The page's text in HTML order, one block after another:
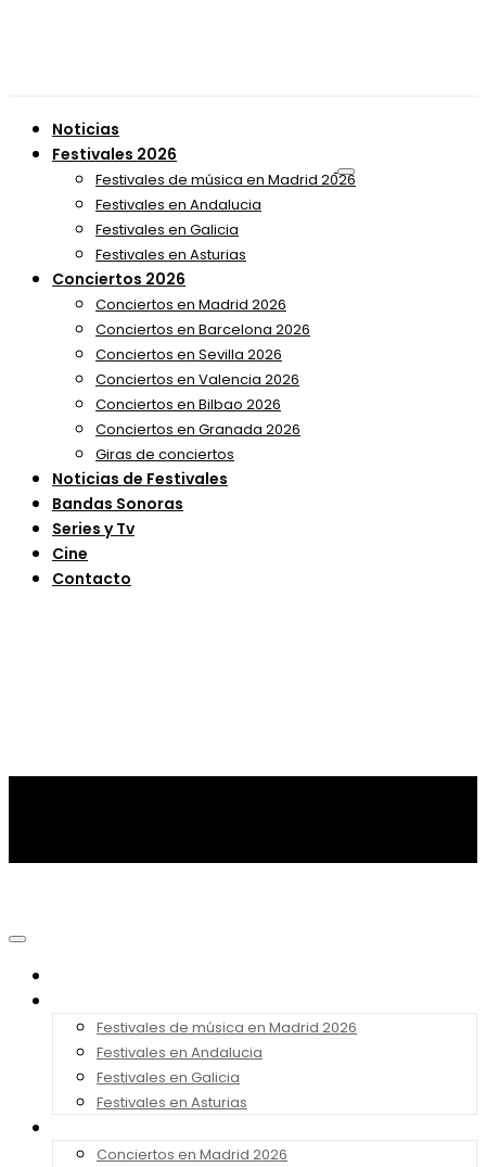
Noticias
Festivales 2026
Festivales de música en Madrid 2026
Festivales en Andalucia
Festivales en Galicia
Festivales en Asturias
Conciertos 2026
Conciertos en Madrid 2026
Conciertos en Barcelona 2026
Conciertos en Sevilla 2026
Conciertos en Valencia 2026
Conciertos en Bilbao 2026
Conciertos en Granada 2026
Giras de conciertos
Noticias de Festivales
Bandas Sonoras
Series y Tv
Cine
Contacto
Festivales de música en Madrid 2026
Festivales en Andalucia
Festivales en Galicia
Festivales en Asturias
Conciertos en Madrid 2026